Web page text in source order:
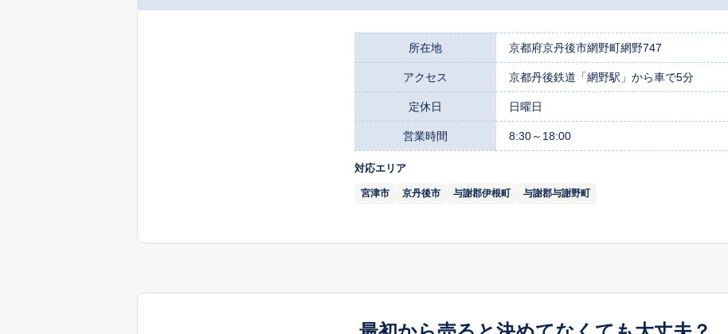
所在地 京都府京丹後市網野町網野747
アクセス 京都丹後鉄道「網野駅」から車で5分
定休日 日曜日
営業時間 8:30～18:00
対応エリア
宮津市 京丹後市 与謝郡伊根町 与謝郡与謝野町